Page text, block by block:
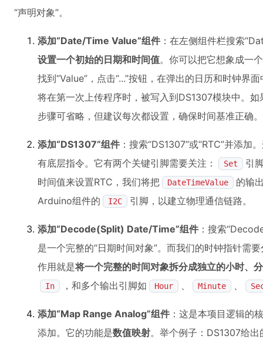
“声明对象”。
添加“Date/Time Value”组件 ：在左侧组件栏搜索
设置一个初始的日期和时间值。你可以把它想象成一
找到“Value”，点击“...”按钮，在弹出的日历和时钟界
将在第一次上传程序时，被写入到DS1307模块中。
步骤可省略，但建议每次都设置，确保时间基准正确。
添加“DS1307”组件 ：搜索“DS1307”或“RTC”并添
有底层指令。它有两个关键引脚需要关注：
Set
引
时间值来设置RTC，我们将把
DateTimeValue
的输
Arduino组件的
I2C 引脚，以建立物理通信链路。
添加“Decode(Split) Date/Time”组件 ：搜索
是一个完整的“日期时间对象”。而我们的时钟指针需
作用就是将一个完整的时间对象拆分成独立的小时、
In ，和多个输出引脚如 Hour 、 Minute 、
添加“Map Range Analog”组件 ：这是本项目逻辑的
添加。它的功能是数值映射。举个例子：DS1307给